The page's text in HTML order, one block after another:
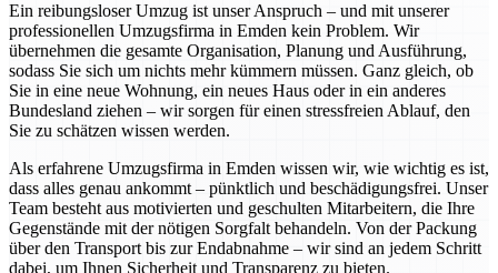
Ein reibungsloser Umzug ist unser Anspruch – und mit unserer
professionellen Umzugsfirma in Emden kein Problem. Wir
übernehmen die gesamte Organisation, Planung und Ausführung,
sodass Sie sich um nichts mehr kümmern müssen. Ganz gleich, ob
Sie in eine neue Wohnung, ein neues Haus oder in ein anderes
Bundesland ziehen – wir sorgen für einen stressfreien Ablauf, den
Sie zu schätzen wissen werden.
Als erfahrene Umzugsfirma in Emden wissen wir, wie wichtig es ist,
dass alles genau ankommt – pünktlich und beschädigungsfrei. Unser
Team besteht aus motivierten und geschulten Mitarbeitern, die Ihre
Gegenstände mit der nötigen Sorgfalt behandeln. Von der Packung
über den Transport bis zur Endabnahme – wir sind an jedem Schritt
dabei, um Ihnen Sicherheit und Transparenz zu bieten.